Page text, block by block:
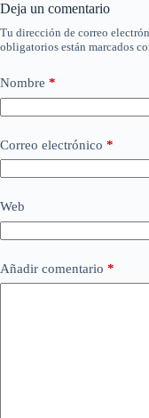
Deja un comentario
Tu dirección de correo
obligatorios están marcados
Nombre *
Correo electrónico *
Web
Añadir comentario *